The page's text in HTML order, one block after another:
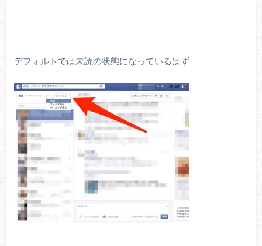
デフォルトでは未読の状態になっているはず